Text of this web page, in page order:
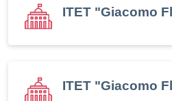
ITET "Giacomo
ITET "Giacomo